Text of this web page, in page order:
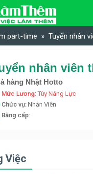
part-time Tuyển nhân
nhân viên
hàng Nhật Hotto
Mức Lương:Tùy Năng Lực
Chức vụ: Nhân Viên
Bằng cấp:
Việc